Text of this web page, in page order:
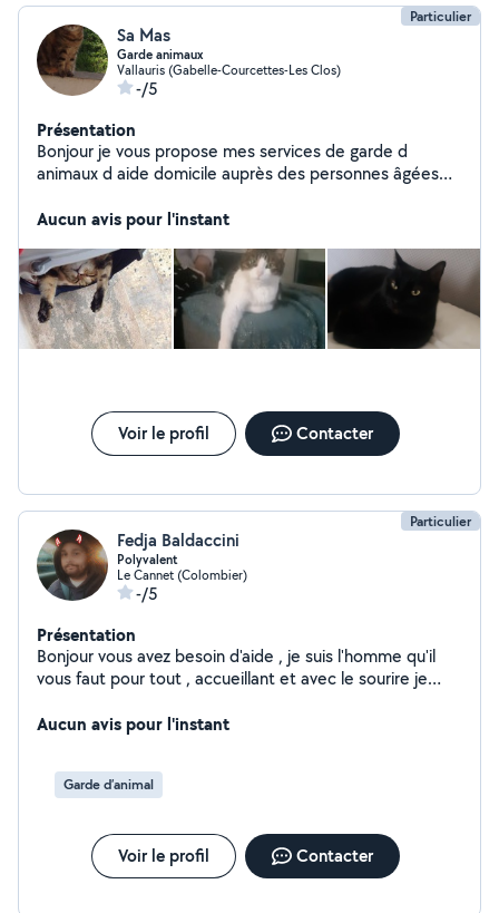
Particulier
Sa Mas
Garde animaux
Vallauris (Gabelle-Courcettes-Les Clos)
-/5
Présentation
Bonjour je vous propose mes services de garde d
animaux d aide domicile auprès des personnes âgées
appartements...merci
Aucun avis pour l'instant
Voir le profil Contacter
Particulier
Fedja Baldaccini
Polyvalent
Le Cannet (Colombier)
-/5
Présentation
Bonjour vous avez besoin d'aide , je suis l'homme qu'il
vous faut pour tout , accueillant et avec le sourire je
Aucun avis pour l'instant
Garde d’animal
Voir le profil Contacter